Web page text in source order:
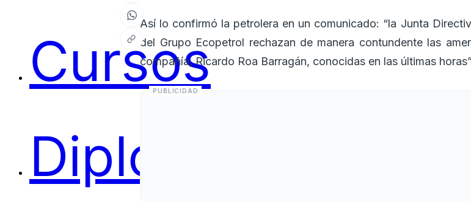
Cursos
Diplomas
Así lo confirmó la petrolera en un comunicado: “la Junta
del Grupo Ecopetrol rechazan de manera contundente las
compañía, Ricardo Roa Barragán, conocidas en las últimas